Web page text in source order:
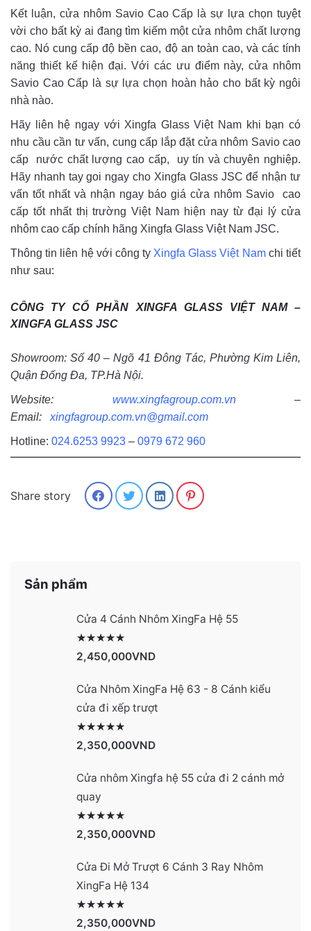
Kết luận, cửa nhôm Savio Cao Cấp là sự lựa chọn tuyệt
vời cho bất kỳ ai đang tìm kiếm một cửa nhôm chất lượng
cao. Nó cung cấp độ bền cao, độ an toàn cao, và các tính
năng thiết kế hiện đại. Với các ưu điểm này, cửa nhôm
Savio Cao Cấp là sự lựa chọn hoàn hảo cho bất kỳ ngôi
nhà nào.
Hãy liên hệ ngay với Xingfa Glass Việt Nam khi bạn có
nhu cầu cần tư vấn, cung cấp lắp đặt cửa nhôm Savio cao
cấp nước chất lượng cao cấp, uy tín và chuyên nghiệp.
Hãy nhanh tay goi ngay cho Xingfa Glass JSC để nhận tư
vấn tốt nhất và nhận ngay báo giá cửa nhôm Savio cao
cấp tốt nhất thị trường Việt Nam hiện nay từ đại lý cửa
nhôm cao cấp chính hãng Xingfa Glass Việt Nam JSC.
Thông tin liên hệ với công ty Xingfa Glass Việt Namchi tiết
như sau:
CÔNG TY CỔ PHẦN XINGFA GLASS VIỆT NAM –
XINGFA GLASS JSC
Showroom: Số 40 – Ngõ 41 Đông Tác, Phường Kim Liên,
Quận Đống Đa, TP.Hà Nội.
Website: www.xingfagroup.com.vn–
Email: xingfagroup.com.vn@gmail.com
Hotline: 024.6253 9923 – 0979 672 960
Share story
Sản phẩm
Cửa 4 Cánh Nhôm XingFa Hệ 55
2,450,000VND
Cửa Nhôm XingFa Hệ 63 - 8 Cánh kiểu
cửa đi xếp trượt
2,350,000VND
Cửa nhôm Xingfa hệ 55 cửa đi 2 cánh mở
quay
2,350,000VND
Cửa Đi Mở Trượt 6 Cánh 3 Ray Nhôm
XingFa Hệ 134
2,350,000VND